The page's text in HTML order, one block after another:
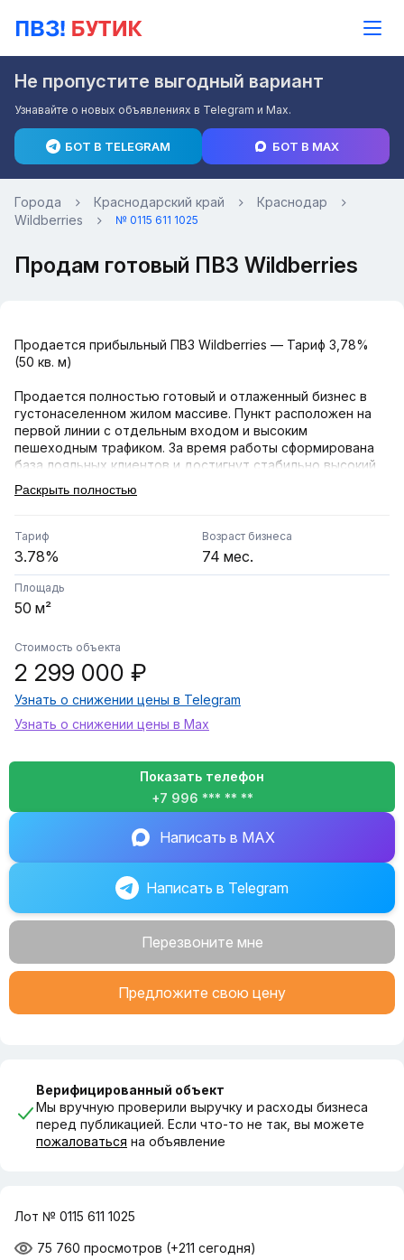
Не пропустите выгодный вариант
Узнавайте о новых объявлениях в Telegram и Max.
БОТ В TELEGRAM БОТ В MAX
Города Краснодарский край
Краснодар
Wildberries
№ 0115 611 1025
Продам готовый ПВЗ Wildberries
Продается прибыльный ПВЗ Wildberries — Тариф 3,78%
(50 кв. м)
Продается полностью готовый и отлаженный бизнес в
густонаселенном жилом массиве. Пункт расположен на
первой линии с отдельным входом и высоким
пешеходным трафиком. За время работы сформирована
база лояльных клиентов и достигнут стабильно высокий
рейтинг.
• Площадь: 50 кв. м (просторная клиентская зона и
грамотно зонированный склад с усиленными стеллажами).
• Штат: 2 опытных и обученных администратора, готовых
продолжить работу.
• Полный комплект брендированной мебели (ресепшн,
примерочные, зона ожидания).
высокоскоростной интернет.
• Климат: установлена мощная сплит-система.
Юридическая информация:
Прямой договор аренды на лояльных условиях.
Финансовые показатели абсолютно прозрачны и
подтверждаются отчетностью в личном кабинете.
Бизнес передается со всеми материальными активами
Звоните прямо сейчас, чтобы получить подробную
Раскрыть полностью
Тариф
3.78%
Возраст бизнеса
74 мес.
Площадь
50 м²
Стоимость объекта
2 299 000 ₽
Узнать о снижении цены в Telegram
Узнать о снижении цены в Max
Показать телефон
+7 996 *** ** **
Написать в MAX
Написать в Telegram
Перезвоните мне
Предложите свою цену
Верифицированный объект
Мы вручную проверили выручку и расходы бизнеса
перед публикацией. Если что-то не так, вы можете
пожаловаться на объявление
Лот № 0115 611 1025
75 760 просмотров (+211 сегодня)